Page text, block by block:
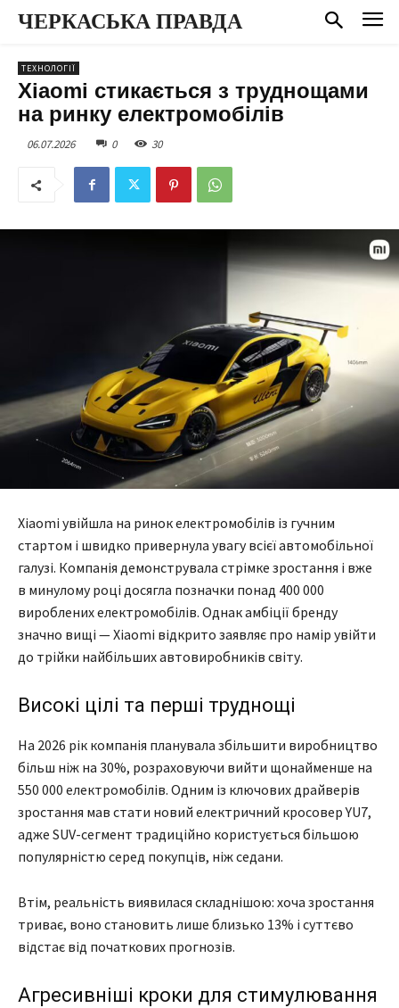
ЧЕРКАСЬКА ПРАВДА
ТЕХНОЛОГІЇ
Xiaomi стикається з труднощами
на ринку електромобілів
06.07.2026 0 30
Xiaomi увійшла на ринок електромобілів із гучним
стартом і швидко привернула увагу всієї автомобільної
галузі. Компанія демонструвала стрімке зростання і вже
в минулому році досягла позначки понад 400 000
вироблених електромобілів. Однак амбіції бренду
значно вищі — Xiaomi відкрито заявляє про намір увійти
до трійки найбільших автовиробників світу.
Високі цілі та перші труднощі
На 2026 рік компанія планувала збільшити виробництво
більш ніж на 30%, розраховуючи вийти щонайменше на
550 000 електромобілів. Одним із ключових драйверів
зростання мав стати новий електричний кросовер YU7,
адже SUV-сегмент традиційно користується більшою
популярністю серед покупців, ніж седани.
Втім, реальність виявилася складнішою: хоча зростання
триває, воно становить лише близько 13% і суттєво
відстає від початкових прогнозів.
Агресивніші кроки для стимулювання